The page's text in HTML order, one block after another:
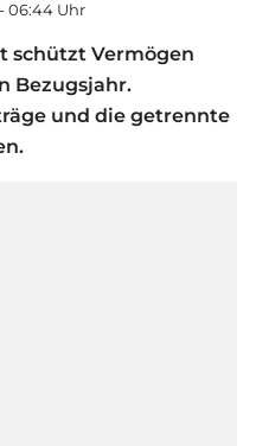
06:44 Uhr
schützt Vermögen
Bezugsjahr.
und die getrennte